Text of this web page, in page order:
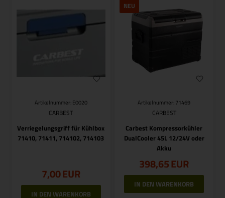
Artikelnummer: E0020
CARBEST
Verriegelungsgriff für Kühlbox
71410, 71411, 714102, 714103
7,00EUR
NEU
Artikelnummer: 71469
CARBEST
Carbest Kompressorkühler
DualCooler 45L 12/24V oder
Akku
398,65EUR